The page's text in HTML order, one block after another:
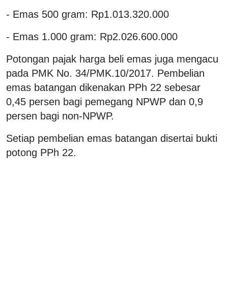
- Emas 500 gram: Rp1.013.320.000
- Emas 1.000 gram: Rp2.026.600.000
Potongan pajak harga beli emas juga mengacu
pada PMK No. 34/PMK.10/2017. Pembelian
emas batangan dikenakan PPh 22 sebesar
0,45 persen bagi pemegang NPWP dan 0,9
persen bagi non-NPWP.
Setiap pembelian emas batangan disertai bukti
potong PPh 22.